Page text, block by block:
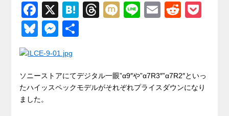
F
a
c
e
b
o
o
X
H
a
T
d
s
M
Li
E
R
t
Bl
e
sk
y
M
ss
e
n
ソニーストアにてデジタル一眼”α9″や”α7R3″”α7R2″といっ
たハイッスペックモデルがそれぞれプライスダウンになり
ました。